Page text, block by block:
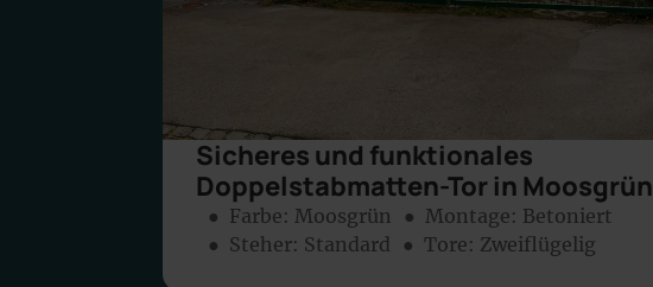
Sicheres und funktionales
Doppelstabmatten-Tor in Moosgrün
● Farbe: Moosgrün ● Montage: Betoniert
● Steher: Standard
● Tore: Zweiflügelig